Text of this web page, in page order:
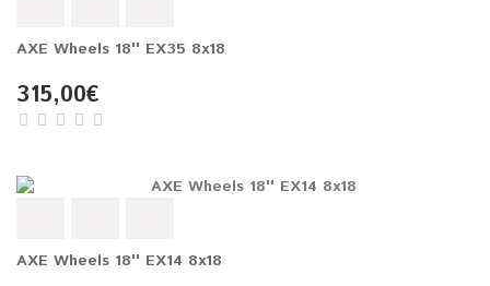
AXE Wheels 18'' EX35 8x18
315,00€
AXE Wheels 18'' EX14 8x18